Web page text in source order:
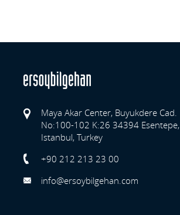
Maya Akar Center, Buyukdere Cad.
No:100-102 K:26 34394 Esentepe,
Istanbul, Turkey
+90 212 213 23 00
info@ersoybilgehan.com